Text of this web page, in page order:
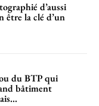
d’aussi
être la clé d’un
du BTP qui
bâtiment